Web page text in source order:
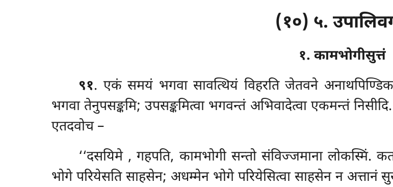
(१०) ५.
१. कामभोगीसुत्तं
९१. एकंसमयं भगवा सावत्थियं विहरति जेतवने
भगवा तेनुपसङ्कमि; उपसङ्कमित्वा भगवन्तं अभिवादेत्वा एकमन्तं
एतदवोच –
‘‘दसयिमे , गहपति, कामभोगी सन्तो संविज्जमाना लोकस्मिं.
भोगे परियेसति साहसेन; अधम्मेन भोगे परियेसित्वा साहसेन न अत्तानं